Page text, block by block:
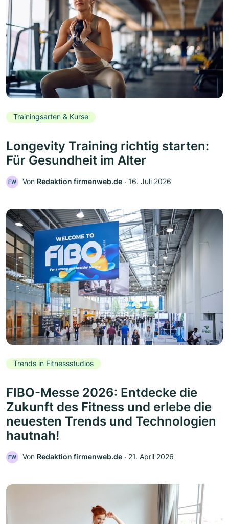
Trainingsarten & Kurse
Longevity Training richtig starten:
Für Gesundheit im Alter
FW Von Redaktion firmenweb.de ‧ 16. Juli 2026
Trends in Fitnessstudios
FIBO-Messe 2026: Entdecke die
Zukunft des Fitness und erlebe die
neuesten Trends und Technologien
hautnah!
FW Von Redaktion firmenweb.de ‧ 21. April 2026